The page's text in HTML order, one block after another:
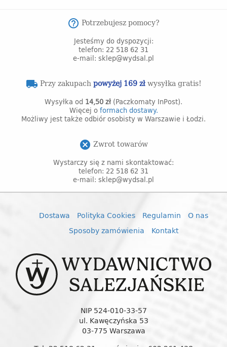
help_outline Potrzebujesz pomocy?
Jesteśmy do dyspozycji:
telefon: 22 518 62 31
e-mail: sklep@wydsal.pl
local_shipping Przy zakupachpowyżej 169 złwysyłka gratis!
Wysyłka od 14,50 zł (Paczkomaty InPost).
Więcej o formach dostawy.
Możliwy jest także odbiór osobisty w Warszawie i Łodzi.
cancel Zwrot towarów
Wystarczy się z nami skontaktować:
telefon: 22 518 62 31
e-mail: sklep@wydsal.pl
Dostawa Polityka Cookies Regulamin
O nas
Sposoby zamówienia
Kontakt
NIP 524-010-33-57
ul. Kawęczyńska 53
03-775 Warszawa